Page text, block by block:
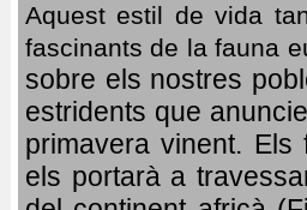
Aquest estil de vida
fascinants de la fauna
sobre els nostres
estridents que
primavera vinent. Els
els portarà a